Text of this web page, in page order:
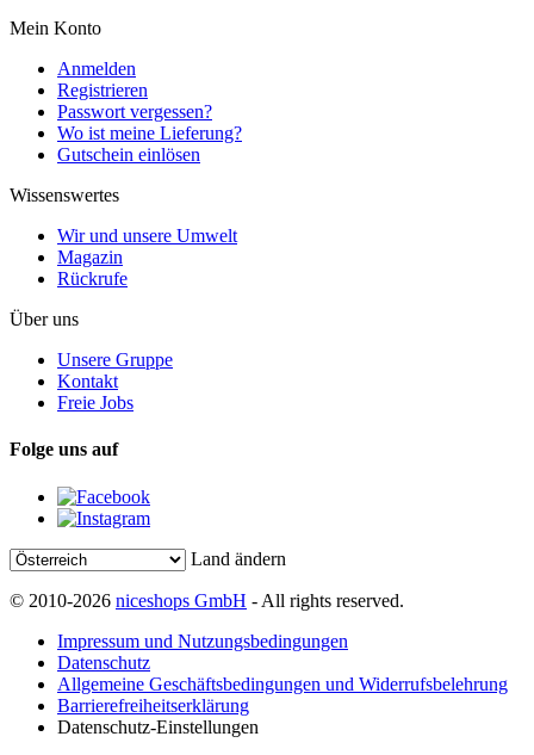
Mein Konto
Anmelden
Registrieren
Passwort vergessen?
Wo ist meine Lieferung?
Gutschein einlösen
Wissenswertes
Wir und unsere Umwelt
Magazin
Rückrufe
Über uns
Unsere Gruppe
Kontakt
Freie Jobs
Folge uns auf
Land ändern
© 2010-2026 niceshops GmbH - All rights reserved.
Impressum und Nutzungsbedingungen
Datenschutz
Allgemeine Geschäftsbedingungen und Widerrufsbelehrung
Barrierefreiheitserklärung
Datenschutz-Einstellungen